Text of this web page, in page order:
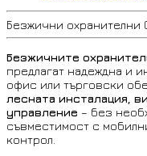
Безжични охранителни
Безжичните
предлагат надеждна и
офис или търговски
лесната инсталация,
управление – без
съвместимост с
контрол.